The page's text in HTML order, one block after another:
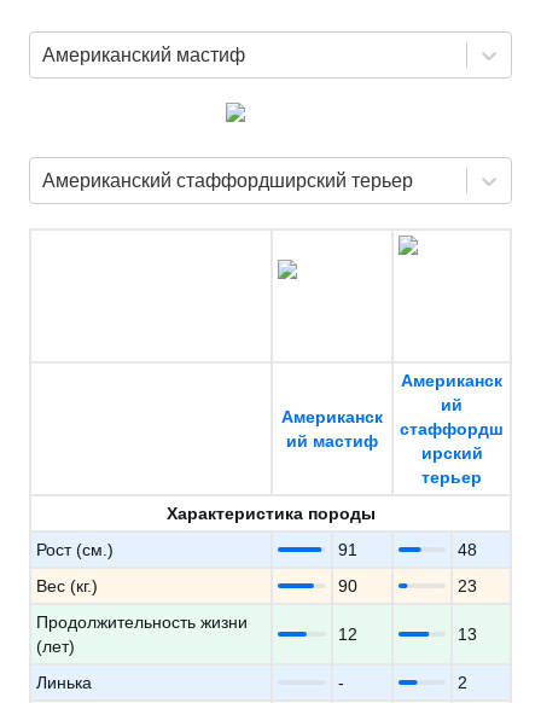
Американский мастиф
Американский стаффордширский терьер
Американск
ий мастиф
Американск
ий
стаффордш
ирский
терьер
Характеристика породы
Рост (см.)
91
48
Вес (кг.)
90
23
Продолжительность жизни
(лет)
12 13
Линька - 2